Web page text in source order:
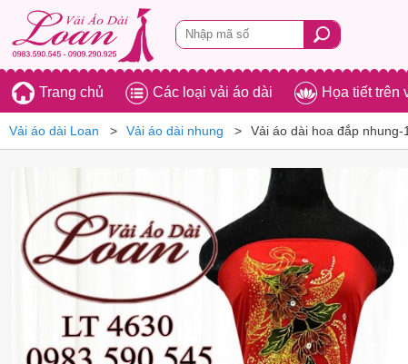
Trang chủ Các loại vải áo dài Họa tiết trên
Vải áo dài Loan Vải áo dài nhung Vải áo dài hoa đắp nhung-